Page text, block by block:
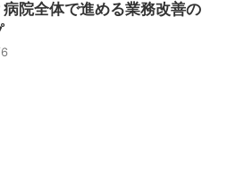
病院全体で進める業務改善の